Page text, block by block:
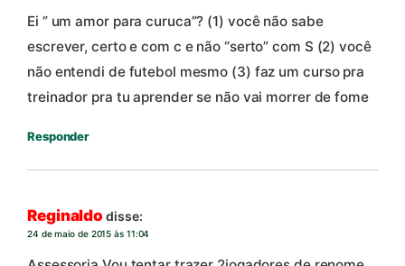
Ei ” um amor para curuca”? (1) você não sabe
escrever, certo e com c e não “serto” com S (2) você
não entendi de futebol mesmo (3) faz um curso pra
treinador pra tu aprender se não vai morrer de fome
Responder
Reginaldo disse:
24 de maio de 2015 às 11:04